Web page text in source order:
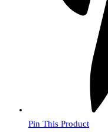
Pin This Product